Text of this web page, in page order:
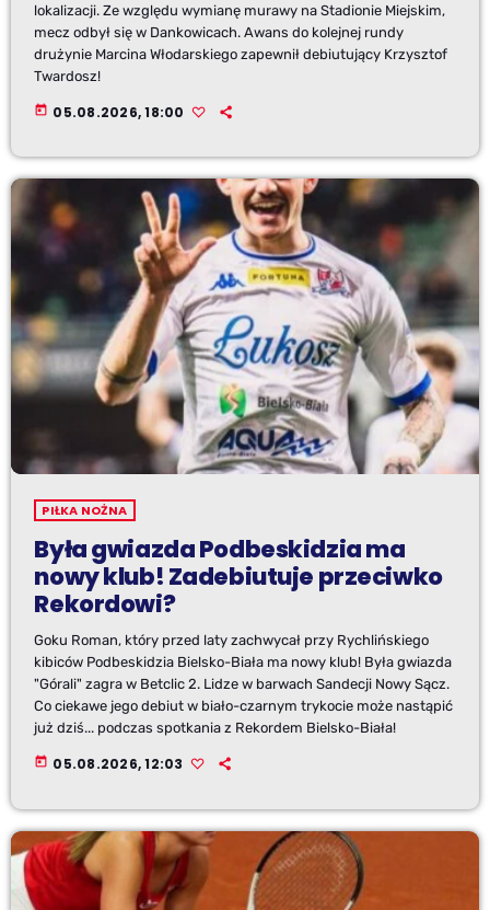
lokalizacji. Ze względu wymianę murawy na Stadionie Miejskim,
mecz odbył się w Dankowicach. Awans do kolejnej rundy
drużynie Marcina Włodarskiego zapewnił debiutujący Krzysztof
Twardosz!
today 05.08.2026, 18:00
PIŁKA NOŻNA
Była gwiazda Podbeskidzia ma
nowy klub! Zadebiutuje przeciwko
Rekordowi?
Goku Roman, który przed laty zachwycał przy Rychlińskiego
kibiców Podbeskidzia Bielsko-Biała ma nowy klub! Była gwiazda
"Górali" zagra w Betclic 2. Lidze w barwach Sandecji Nowy Sącz.
Co ciekawe jego debiut w biało-czarnym trykocie może nastąpić
już dziś... podczas spotkania z Rekordem Bielsko-Biała!
today 05.08.2026, 12:03